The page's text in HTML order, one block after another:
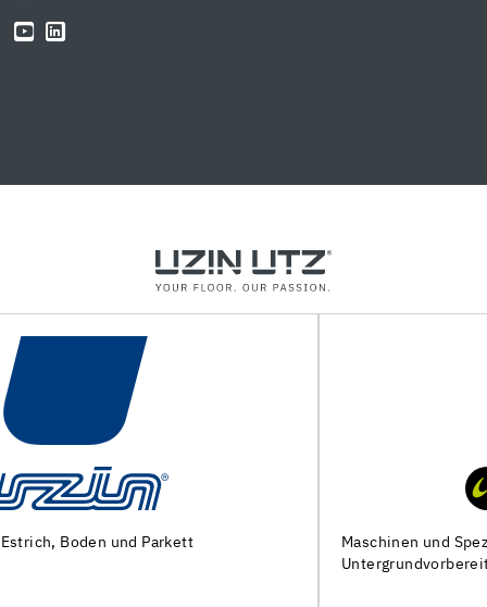
Maschinen und Spezialwerkzeuge zur
Untergrundvorbereitung und Verlegung von Bodenbelägen